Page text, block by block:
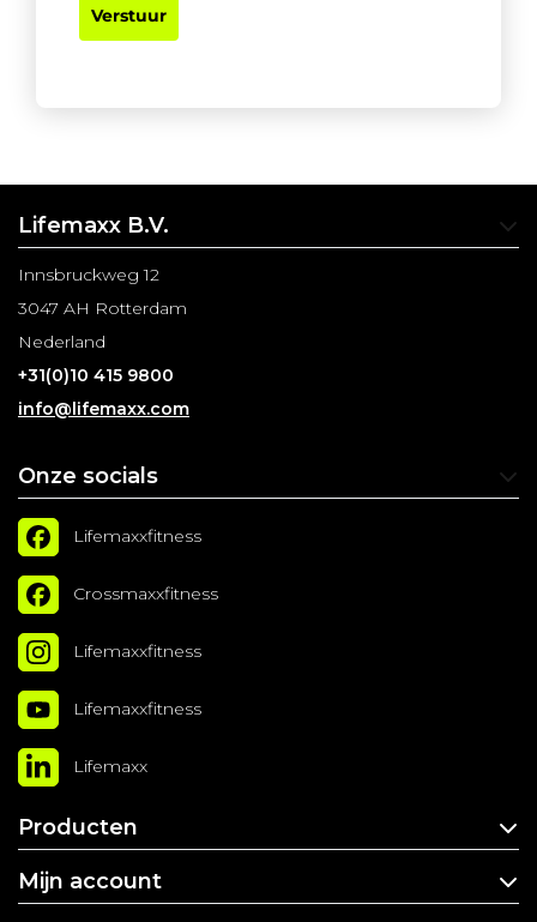
Verstuur
Lifemaxx B.V.
Innsbruckweg 12
3047 AH Rotterdam
Nederland
+31(0)10 415 9800
info@lifemaxx.com
Onze socials
Lifemaxxfitness
Crossmaxxfitness
Lifemaxxfitness
Lifemaxxfitness
Lifemaxx
Producten
Mijn account